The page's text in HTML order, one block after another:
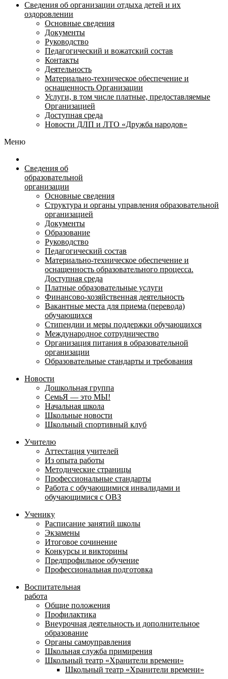
Сведения об организации отдыха детей и их
оздоровлении
Основные сведения
Документы
Руководство
Педагогический и вожатский состав
Контакты
Деятельность
Материально-техническое обеспечение и
оснащенность Организации
Услуги, в том числе платные, предоставляемые
Организацией
Доступная среда
Новости ДЛП и ЛТО «Дружба народов»
Меню
Сведения об
образовательной
организации
Основные сведения
Структура и органы управления образовательной
организацией
Документы
Образование
Руководство
Педагогический состав
Материально-техническое обеспечение и
оснащенность образовательного процесса.
Доступная среда
Платные образовательные услуги
Финансово-хозяйственная деятельность
Вакантные места для приема (перевода)
обучающихся
Стипендии и меры поддержки обучающихся
Международное сотрудничество
Организация питания в образовательной
организации
Образовательные стандарты и требования
Новости
Дошкольная группа
СемьЯ — это МЫ!
Начальная школа
Школьные новости
Школьный спортивный клуб
Учителю
Аттестация учителей
Из опыта работы
Методические страницы
Профессиональные стандарты
Работа с обучающимися инвалидами и
обучающимися с ОВЗ
Ученику
Расписание занятий школы
Экзамены
Итоговое сочинение
Конкурсы и викторины
Предпрофильное обучение
Профессиональная подготовка
Воспитательная
работа
Общие положения
Профилактика
Внеурочная деятельность и дополнительное
образование
Органы самоуправления
Школьная служба примирения
Школьный театр «Хранители времени»
Школьный театр «Хранители времени»